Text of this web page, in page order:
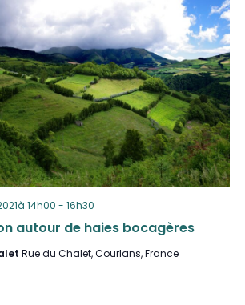
autour de haies bocagères
14h00 - 16h30
Rue du Chalet, Courlans, France